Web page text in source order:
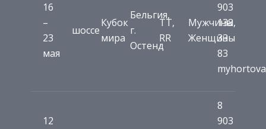
16
–
23
мая
шоссе
Кубок
мира
Бельгия,
г.
Остенд
TT,
RR
Мужчины,
Женщины
903
138
33
83
12
8
903